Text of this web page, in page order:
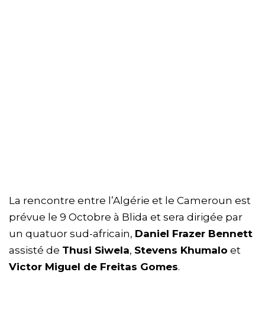
La rencontre entre l’Algérie et le Cameroun est
prévue le 9 Octobre à Blida et sera dirigée par
un quatuor sud-africain, Daniel Frazer Bennett
assisté de Thusi Siwela, Stevens Khumalo et
Victor Miguel de Freitas Gomes.